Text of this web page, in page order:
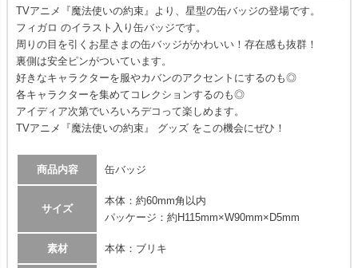
TVアニメ『魔法使いの約束』より、星型の缶バッジの登場です。
フィガロ のイラスト入り缶バッジです。
周りの目を引くお星さまの缶バッジがかわいい！存在感も抜群！
裏側は安全ピンがついています。
好きなキャラクターを服やカバンのアクセントにするのも◎
各キャラクターを集めてコレクションするのも◎
アイディア次第でいろいろデコって楽しめます。
TVアニメ『魔法使いの約束』 グッズ をこの機会にぜひ！
商品内容 缶バッジ
サイズ
本体：約60mm角以内
パッケージ：約H115mm×W90mm×D5mm
素材 本体：ブリキ